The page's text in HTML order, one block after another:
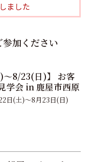
ました
加ください
)～8/23(日)】 お客
学会 in 鹿屋市西原
日(土)～8月23日(日)